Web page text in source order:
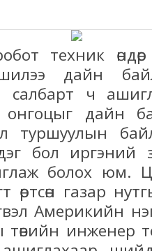
техник өндөр
дайн
салбарт ч
онгоцыг дайн
туршуулын
бол иргэний
болох юм.
өртсөн газар
Америкийн
төвийн инженер